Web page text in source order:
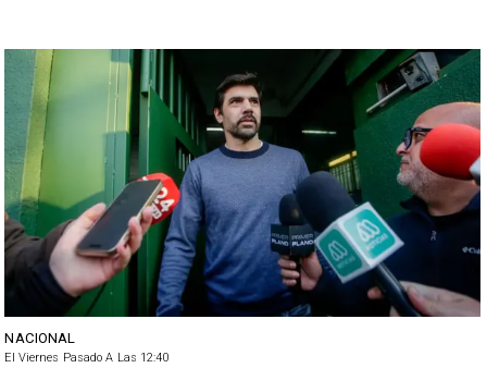
NACIONAL
El Viernes Pasado A Las 12:40